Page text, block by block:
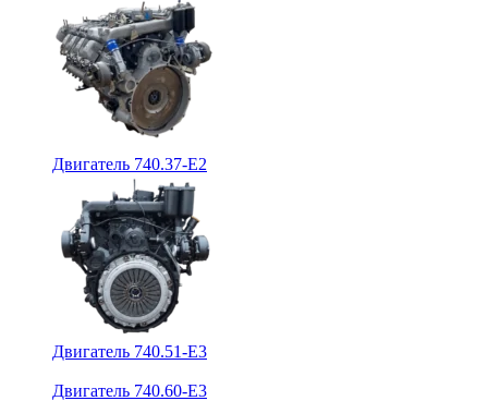
Двигатель 740.37-E2
Двигатель 740.51-E3
Двигатель 740.60-E3